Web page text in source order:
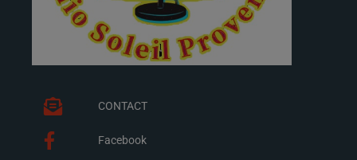
CONTACT
Facebook